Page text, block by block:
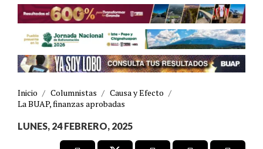
Inicio / Columnistas / Causa y Efecto /
La BUAP, finanzas aprobadas
LUNES, 24 FEBRERO, 2025